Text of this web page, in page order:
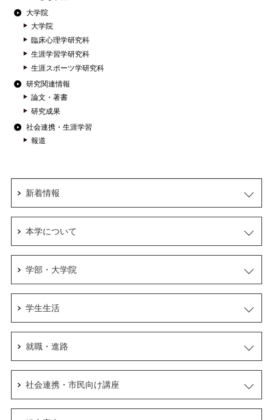
大学院
大学院
臨床心理学研究科
生涯学習学研究科
生涯スポーツ学研究科
研究関連情報
論文・著書
研究成果
社会連携・生涯学習
報道
新着情報
本学について
学部・大学院
学生生活
就職・進路
社会連携・市民向け講座